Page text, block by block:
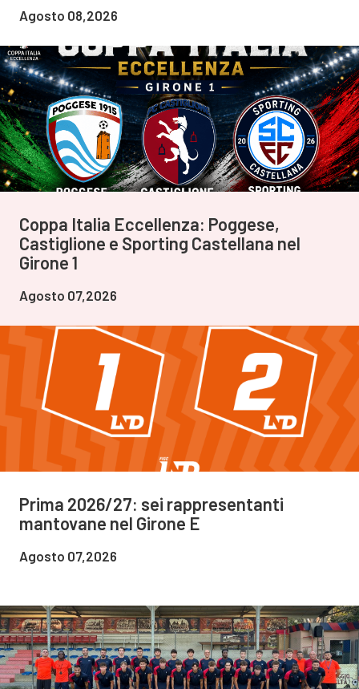
Agosto 08,2026
Coppa Italia Eccellenza: Poggese,
Castiglione e Sporting Castellana nel
Girone 1
Agosto 07,2026
Prima 2026/27: sei rappresentanti
mantovane nel Girone E
Agosto 07,2026